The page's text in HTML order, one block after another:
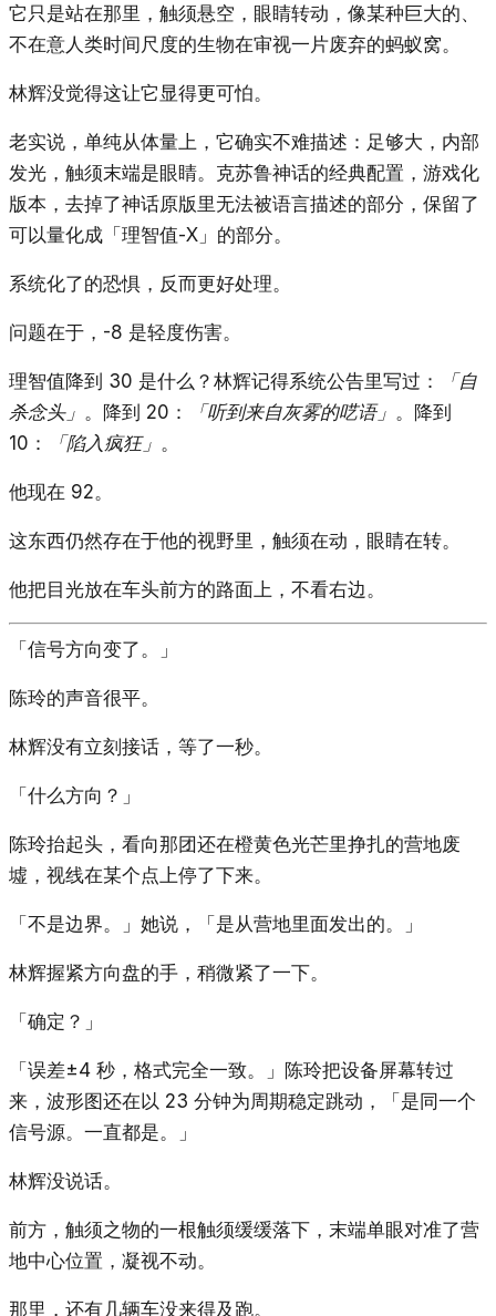
它只是站在那里，触须悬空，眼睛转动，像某种巨大的、
不在意人类时间尺度的生物在审视一片废弃的蚂蚁窝。
林辉没觉得这让它显得更可怕。
老实说，单纯从体量上，它确实不难描述：足够大，内部
发光，触须末端是眼睛。克苏鲁神话的经典配置，游戏化
版本，去掉了神话原版里无法被语言描述的部分，保留了
可以量化成「理智值-X」的部分。
系统化了的恐惧，反而更好处理。
问题在于，-8 是轻度伤害。
理智值降到 30 是什么？林辉记得系统公告里写过：
「自
杀念头」 。降到 20： 「听到来自灰雾的呓语」 。降到
10：
「陷入疯狂」 。
他现在 92。
这东西仍然存在于他的视野里，触须在动，眼睛在转。
他把目光放在车头前方的路面上，不看右边。
「信号方向变了。」
陈玲的声音很平。
林辉没有立刻接话，等了一秒。
「什么方向？」
陈玲抬起头，看向那团还在橙黄色光芒里挣扎的营地废
墟，视线在某个点上停了下来。
「不是边界。」她说，「是从营地里面发出的。」
林辉握紧方向盘的手，稍微紧了一下。
「确定？」
「误差±4 秒，格式完全一致。」陈玲把设备屏幕转过
来，波形图还在以 23 分钟为周期稳定跳动，「是同一个
信号源。一直都是。」
林辉没说话。
前方，触须之物的一根触须缓缓落下，末端单眼对准了营
地中心位置，凝视不动。
那里，还有几辆车没来得及跑。